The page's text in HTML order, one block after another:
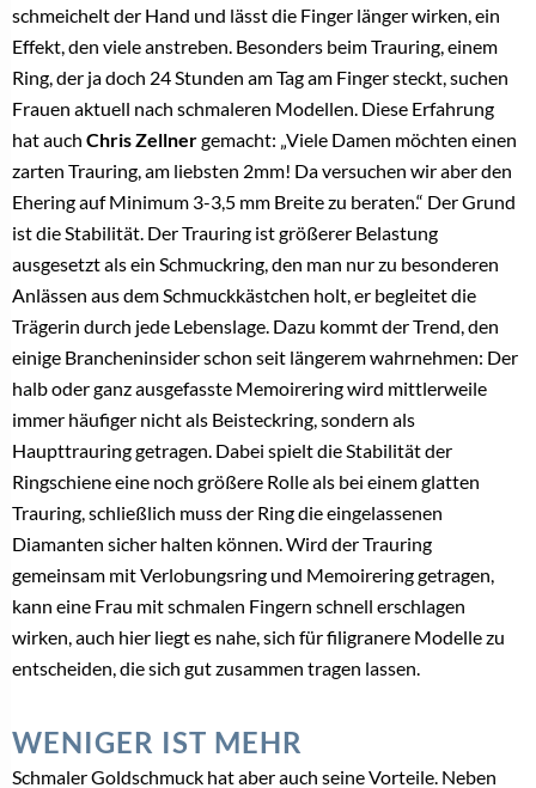
Anrede
Datenschutzerklärung zeigen
Bitte bestätigen Sie, dass Sie unsere
Datenschutzerklärung akzeptieren.